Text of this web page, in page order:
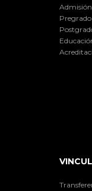
Admisión
Pregrado